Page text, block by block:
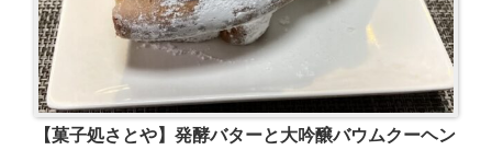
【菓子処さとや】発酵バターと大吟醸バウムクーヘン